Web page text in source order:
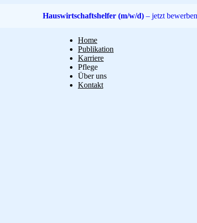
Hauswirtschaftshelfer (m/w/d)– jetzt bewerben
Home
Publikation
Karriere
Pflege
Über uns
Kontakt